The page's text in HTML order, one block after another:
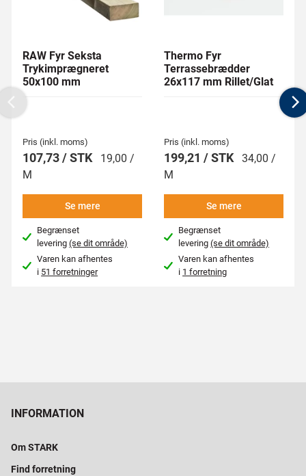
RAW Fyr Seksta
Trykimprægneret
50x100 mm
Pris (inkl. moms)
107,73 / STK
19,00 /
M
Se mere
Begrænset
levering(se dit område)
Varen kan afhentes
i 51 forretninger
Thermo Fyr
Terrassebrædder
26x117 mm Rillet/Glat
Pris (inkl. moms)
199,21 / STK 34,00 /
M
Se mere
Begrænset
levering(se dit område)
Varen kan afhentes
i 1 forretning
Previous
INFORMATION
Om STARK
Find forretning